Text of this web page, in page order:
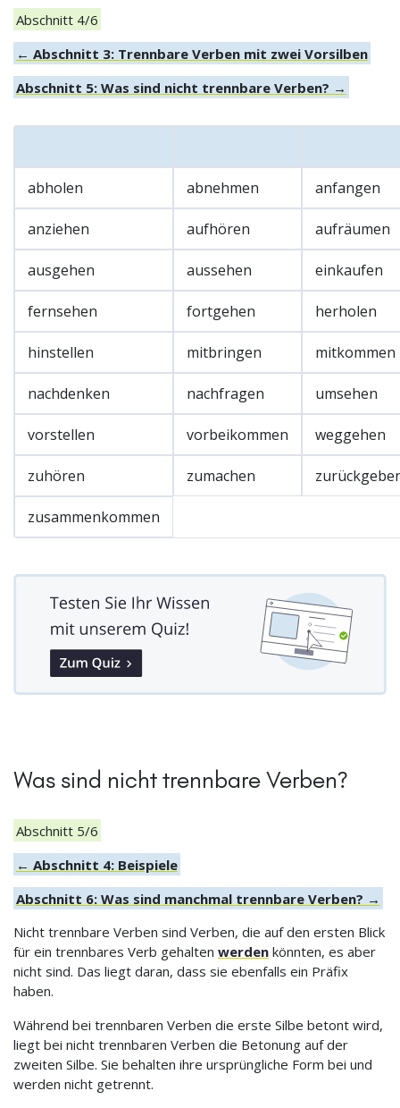
Abschnitt 4/6
← Abschnitt 3: Trennbare Verben mit zwei Vorsilben
Abschnitt 5: Was sind nicht trennbare Verben? →
abholen abnehmen anfangen
anziehen aufhören aufräumen
ausgehen aussehen einkaufen
fernsehen fortgehen herholen
hinstellen mitbringen mitkommen
nachdenken nachfragen umsehen
vorstellen vorbeikommen weggehen
zuhören zumachen
zusammenkommen
Was sind nicht trennbare Verben?
Abschnitt 5/6
← Abschnitt 4: Beispiele
Abschnitt 6: Was sind manchmal trennbare Verben? →
Nicht trennbare Verben sind Verben, die auf den ersten Blick
für ein trennbares Verb gehalten werden könnten, es aber
nicht sind. Das liegt daran, dass sie ebenfalls ein Präfix
haben.
Während bei trennbaren Verben die erste Silbe betont wird,
liegt bei nicht trennbaren Verben die Betonung auf der
zweiten Silbe. Sie behalten ihre ursprüngliche Form bei und
werden nicht getrennt.